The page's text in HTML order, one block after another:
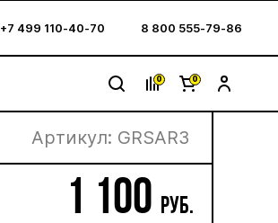
+7 499 110-40-70 8 800 555-79-86
0 0
Артикул: GRSAR3
1 100 руб.